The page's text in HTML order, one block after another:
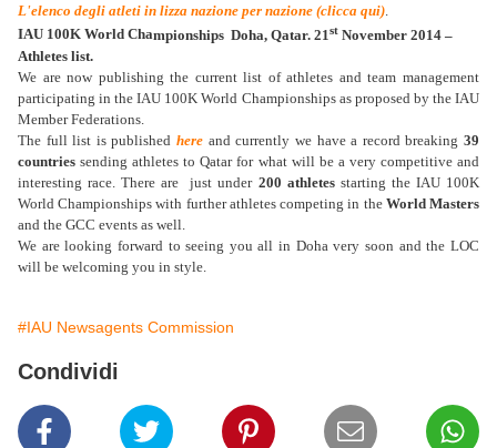
L'elenco degli atleti in lizza nazione per nazione (clicca qui).
IAU 100K World Championships Doha, Qatar. 21st November 2014 –
Athletes list.
We are now publishing the current list of athletes and team management
participating in the IAU 100K World Championships as proposed by the IAU
Member Federations.
The full list is publishedhere and currently we have a record breaking39
countries sending athletes to Qatar for what will be a very competitive and
interesting race. There are just under 200 athletesstarting the IAU 100K
World Championships with further athletes competing in the World Masters
and the GCC events as well.
We are looking forward to seeing you all in Doha very soon and the LOC
will be welcoming you in style.
#IAU Newsagents Commission
Condividi